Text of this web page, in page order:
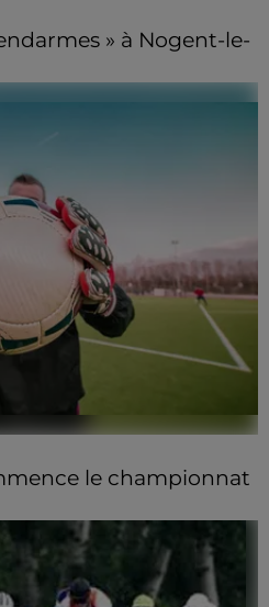
» à Nogent-le-
le championnat